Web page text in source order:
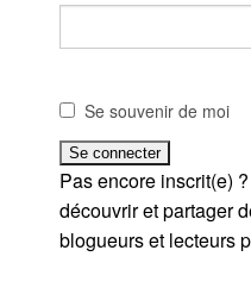
Se souvenir de moi
Pas encore inscrit(e)
découvrir et partager
blogueurs et lecteurs